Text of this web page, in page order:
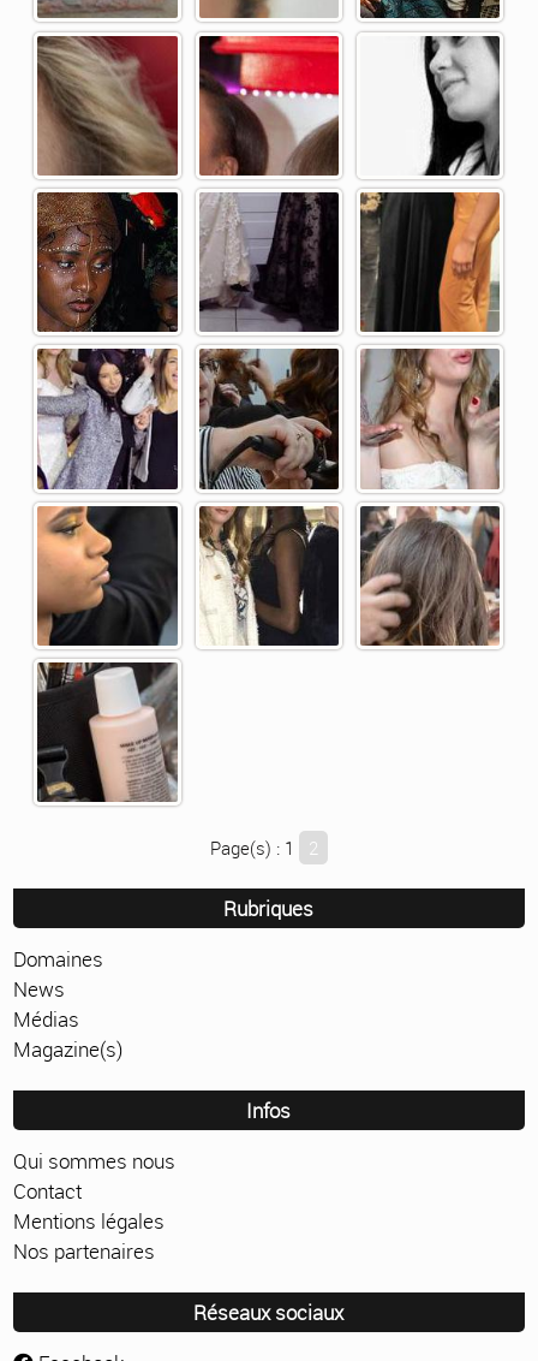
Page(s) : 1 2
Rubriques
Domaines
News
Médias
Magazine(s)
Infos
Qui sommes nous
Contact
Mentions légales
Nos partenaires
Réseaux sociaux